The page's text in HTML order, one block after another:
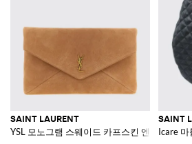
SAINT LAURENT
YSL 모노그램 스웨이드 카프스킨 엔벨로프 클
SAINT
Icare 마